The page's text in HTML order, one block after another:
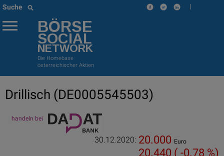
Suche |
BÖRSE
SOCIAL
NETWORK
Die Homebase
österreichischer Aktien
Drillisch (DE0005545503)
handeln bei
30.12.2020: 20.000 Euro
20.440 ( -0.78 %)